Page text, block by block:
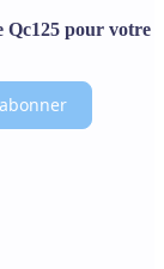
Qc125 pour votre